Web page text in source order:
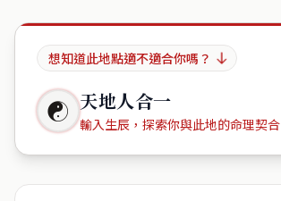
想知道此地點適不適合你嗎？
☯ 天地人合一
輸入生辰，探索你與此地的命理契合